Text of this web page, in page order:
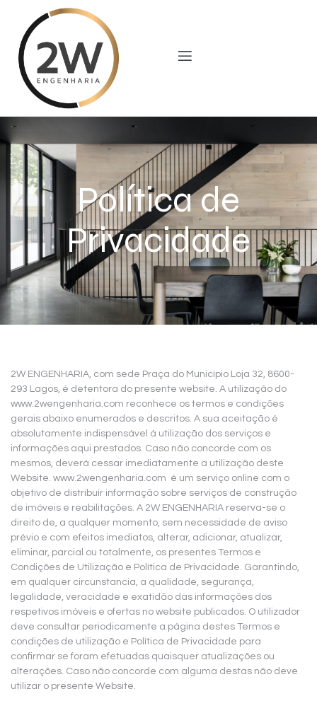
Política de
Privacidade
2W ENGENHARIA, com sede Praça do Município Loja 32, 8600-
293 Lagos, é detentora do presente website. A utilização do
www.2wengenharia.com reconhece os termos e condições
gerais abaixo enumerados e descritos. A sua aceitação é
absolutamente indispensável à utilização dos serviços e
informações aqui prestados. Caso não concorde com os
mesmos, deverá cessar imediatamente a utilização deste
Website. www.2wengenharia.com é um serviço online com o
objetivo de distribuir informação sobre serviços de construção
de imóveis e reabilitações. A 2W ENGENHARIA reserva-se o
direito de, a qualquer momento, sem necessidade de aviso
prévio e com efeitos imediatos, alterar, adicionar, atualizar,
eliminar, parcial ou totalmente, os presentes Termos e
Condições de Utilização e Política de Privacidade. Garantindo,
em qualquer circunstancia, a qualidade, segurança,
legalidade, veracidade e exatidão das informações dos
respetivos imóveis e ofertas no website publicados. O utilizador
deve consultar periodicamente a página destes Termos e
condições de utilização e Política de Privacidade para
confirmar se foram efetuadas quaisquer atualizações ou
alterações. Caso não concorde com alguma destas não deve
utilizar o presente Website.